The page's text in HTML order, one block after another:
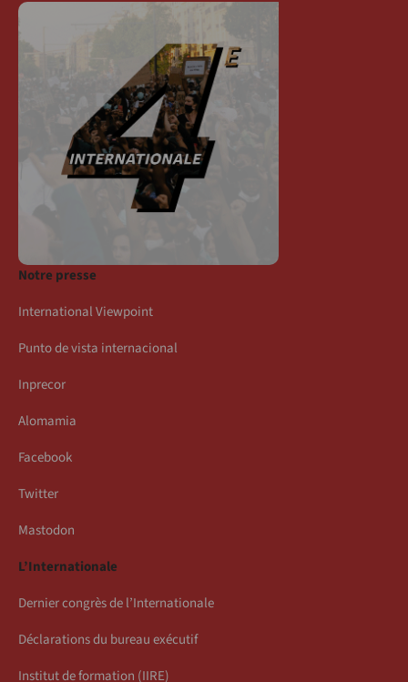
Notre presse
International Viewpoint
Punto de vista internacional
Inprecor
Alomamia
Facebook
Twitter
Mastodon
L’Internationale
Dernier congrès de l’Internationale
Déclarations du bureau exécutif
Institut de formation (IIRE)